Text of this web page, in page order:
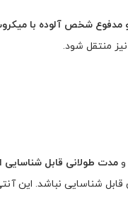
و مدفوع شخص آلوده با
نیز منتقل شود.
ومدت طولانی قابل
شناسایی نباشد. این